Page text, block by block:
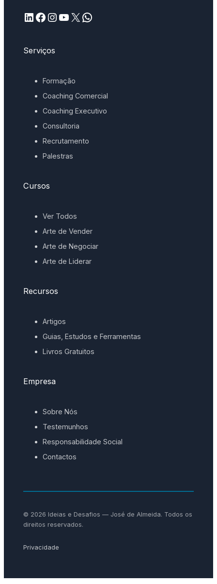
LinkedIn Facebook InstagramYouTube X WhatsApp
Serviços
Formação
Coaching Comercial
Coaching Executivo
Consultoria
Recrutamento
Palestras
Cursos
Ver Todos
Arte de Vender
Arte de Negociar
Arte de Liderar
Recursos
Artigos
Guias, Estudos e Ferramentas
Livros Gratuitos
Empresa
Sobre Nós
Testemunhos
Responsabilidade Social
Contactos
© 2026 Ideias e Desafios — José de Almeida. Todos os
direitos reservados.
Privacidade